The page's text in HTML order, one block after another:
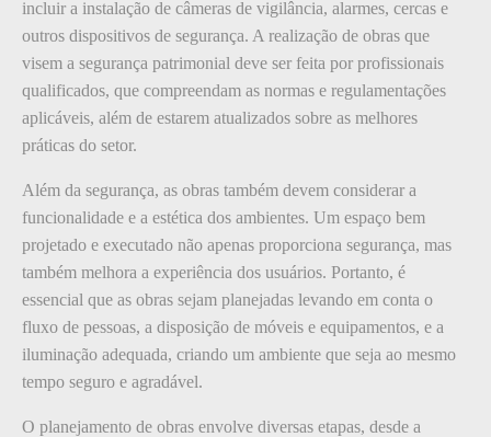
incluir a instalação de câmeras de vigilância, alarmes, cercas e
outros dispositivos de segurança. A realização de obras que
visem a segurança patrimonial deve ser feita por profissionais
qualificados, que compreendam as normas e regulamentações
aplicáveis, além de estarem atualizados sobre as melhores
práticas do setor.
Além da segurança, as obras também devem considerar a
funcionalidade e a estética dos ambientes. Um espaço bem
projetado e executado não apenas proporciona segurança, mas
também melhora a experiência dos usuários. Portanto, é
essencial que as obras sejam planejadas levando em conta o
fluxo de pessoas, a disposição de móveis e equipamentos, e a
iluminação adequada, criando um ambiente que seja ao mesmo
tempo seguro e agradável.
O planejamento de obras envolve diversas etapas, desde a